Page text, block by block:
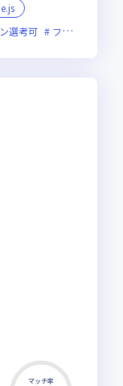
選考可 フレックス制度あり
マッチ率